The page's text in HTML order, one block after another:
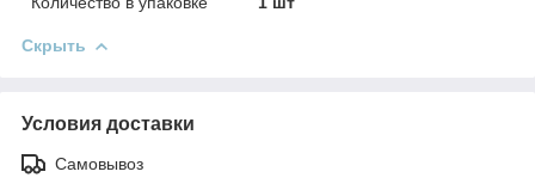
Скрыть
Условия доставки
Самовывоз